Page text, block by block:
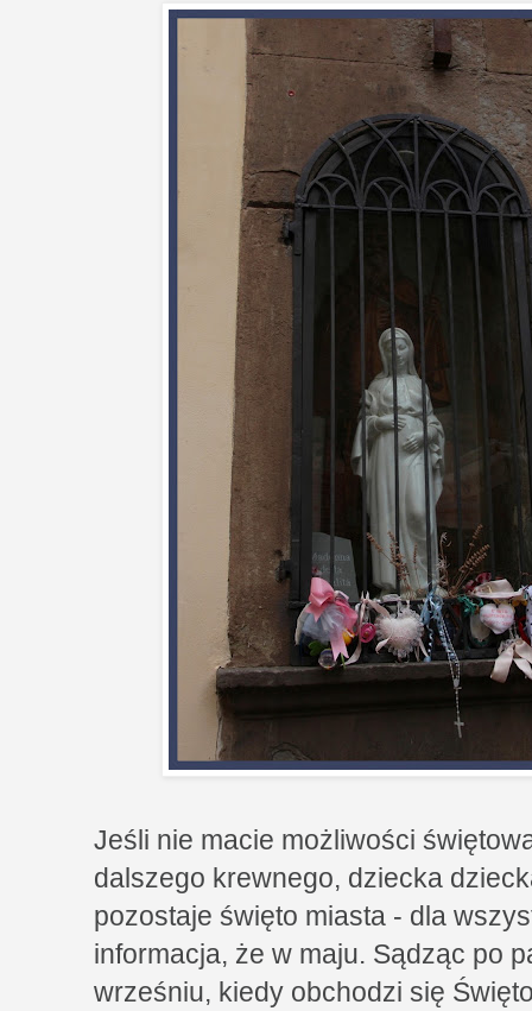
Jeśli nie macie możliwości
dalszego krewnego, dziecka
pozostaje święto miasta - dla
informacja, że w maju. Sądząc po
wrześniu, kiedy obchodzi się